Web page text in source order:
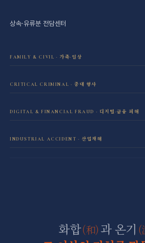
상속·유류분 전담센터
FAMILY & CIVIL · 가족·일상
학교폭력 전담센터
CRITICAL CRIMINAL · 중대 형사
DIGITAL & FINANCIAL FRAUD · 디지털·금융 피해
INDUSTRIAL ACCIDENT · 산업재해
화합(和)과 온기 (